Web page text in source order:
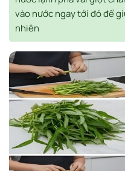
vào nước ngay tới đó để
nhiên